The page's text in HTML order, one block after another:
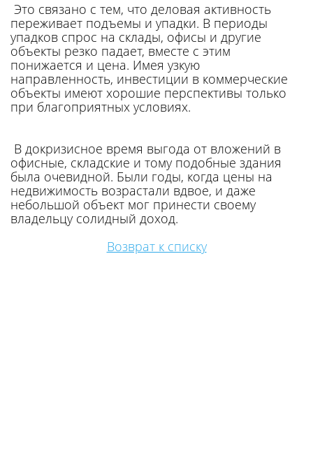
Это связано с тем, что деловая активность
переживает подъемы и упадки. В периоды
упадков спрос на склады, офисы и другие
объекты резко падает, вместе с этим
понижается и цена. Имея узкую
направленность, инвестиции в коммерческие
объекты имеют хорошие перспективы только
при благоприятных условиях.
В докризисное время выгода от вложений в
офисные, складские и тому подобные здания
была очевидной. Были годы, когда цены на
недвижимость возрастали вдвое, и даже
небольшой объект мог принести своему
владельцу солидный доход.
Возврат к списку